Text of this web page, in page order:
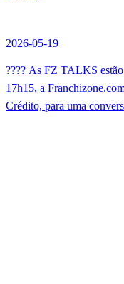
2026-05-19
???? As FZ TALKS
17h15, a
Crédito, para uma